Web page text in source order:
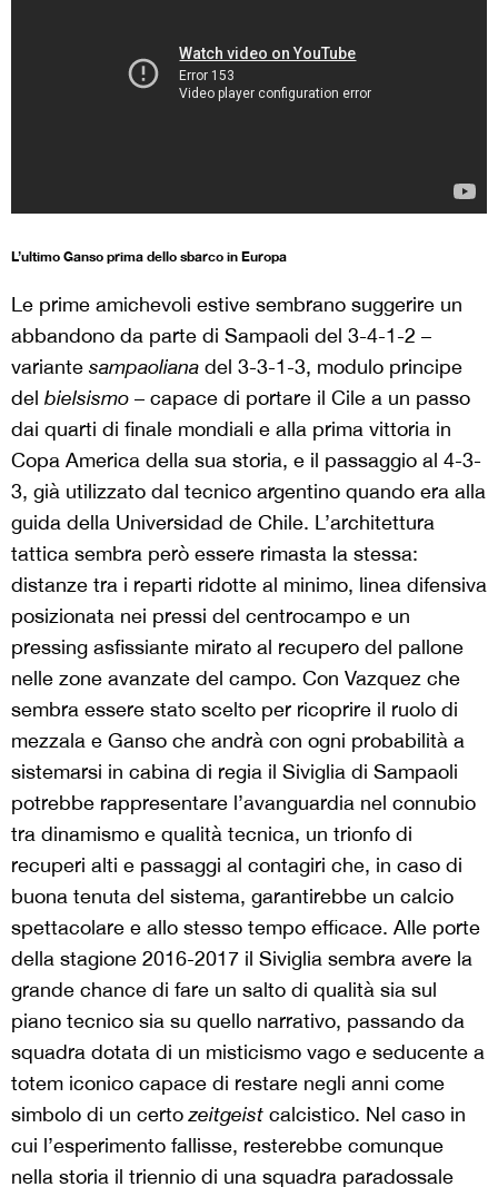
L’ultimo Ganso prima dello sbarco in Europa
Le prime amichevoli estive sembrano suggerire un
abbandono da parte di Sampaoli del 3-4-1-2 –
variante sampaoliana del 3-3-1-3, modulo principe
del bielsismo – capace di portare il Cile a un passo
dai quarti di finale mondiali e alla prima vittoria in
Copa America della sua storia, e il passaggio al 4-3-
3, già utilizzato dal tecnico argentino quando era alla
guida della Universidad de Chile. L’architettura
tattica sembra però essere rimasta la stessa:
distanze tra i reparti ridotte al minimo, linea difensiva
posizionata nei pressi del centrocampo e un
pressing asfissiante mirato al recupero del pallone
nelle zone avanzate del campo. Con Vazquez che
sembra essere stato scelto per ricoprire il ruolo di
mezzala e Ganso che andrà con ogni probabilità a
sistemarsi in cabina di regia il Siviglia di Sampaoli
potrebbe rappresentare l’avanguardia nel connubio
tra dinamismo e qualità tecnica, un trionfo di
recuperi alti e passaggi al contagiri che, in caso di
buona tenuta del sistema, garantirebbe un calcio
spettacolare e allo stesso tempo efficace. Alle porte
della stagione 2016-2017 il Siviglia sembra avere la
grande chance di fare un salto di qualità sia sul
piano tecnico sia su quello narrativo, passando da
squadra dotata di un misticismo vago e seducente a
totem iconico capace di restare negli anni come
simbolo di un certozeitgeist calcistico. Nel caso in
cui l’esperimento fallisse, resterebbe comunque
nella storia il triennio di una squadra paradossale